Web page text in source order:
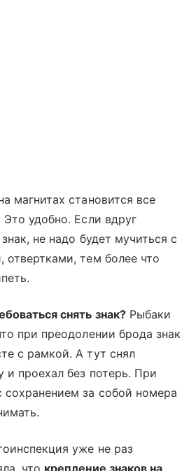
магнитах становится все
удобно. Если вдруг
не надо будет мучиться с
тем более что
снять знак?Рыбаки
при преодолении брода знак
с рамкой. А тут снял
и проехал без потерь. При
за собой номера
уже не раз